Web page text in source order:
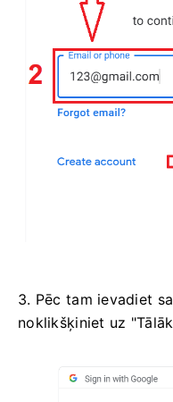
3. Pēc tam ievadiet
noklikšķiniet uz